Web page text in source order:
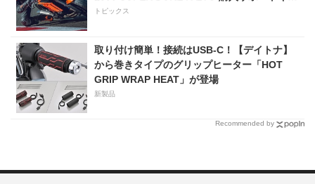
ンペーン」
トピックス
取り付け簡単！接続はUSB-C！【デイトナ】
から巻きタイプのグリップヒーター「HOT
GRIP WRAP HEAT」が登場
新製品
Recommended by